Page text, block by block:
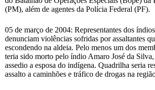
(PM), além de agentes da Polícia Federal (PF).
05 de março de 2004: Representantes dos
denunciam violências sofridas por assaltantes
escondendo na aldeia. Pelo menos um dos
teria sido morto pelo índio Amaro José da
assedio a esposa do indígena. Quadrilha seria
assalto a caminhões e tráfico de drogas na